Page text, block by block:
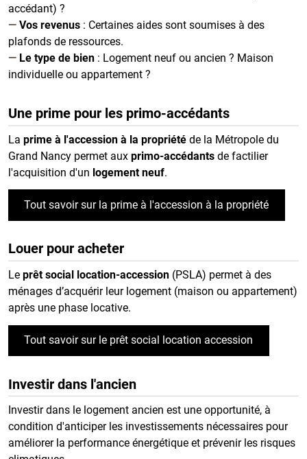
accédant) ?
Vos revenus : Certaines aides sont soumises à des
plafonds de ressources.
Le type de bien : Logement neuf ou ancien ? Maison
individuelle ou appartement ?
Une prime pour les primo-accédants
La prime à l'accession à la propriété de la Métropole du
Grand Nancy permet aux primo-accédants de factilier
l'acquisition d'un logement neuf.
Tout savoir sur la prime à l'accession à la propriété
Louer pour acheter
Le prêt social location-accession (PSLA) permet à des
ménages d’acquérir leur logement (maison ou appartement)
après une phase locative.
Tout savoir sur le prêt social location accession
Investir dans l'ancien
Investir dans le logement ancien est une opportunité, à
condition d'anticiper les investissements nécessaires pour
améliorer la performance énergétique et prévenir les risques